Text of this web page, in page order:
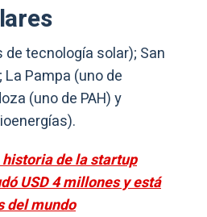
tecnología solar); San
Pampa (uno de
(uno de PAH) y
de la startup
USD 4 millones y está
del mundo